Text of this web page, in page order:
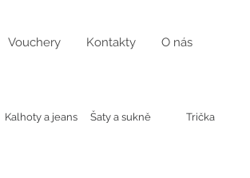
Vouchery Kontakty O nás
Kalhoty a jeans Šaty a sukně Trička